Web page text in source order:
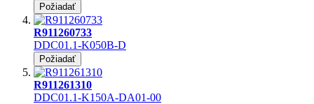
Požiadať
R911260733
DDC01.1-K050B-D
Požiadať
R911261310
DDC01.1-K150A-DA01-00